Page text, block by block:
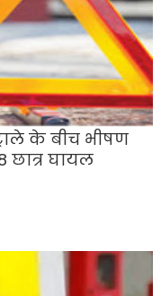
के बीच भीषण
घायल